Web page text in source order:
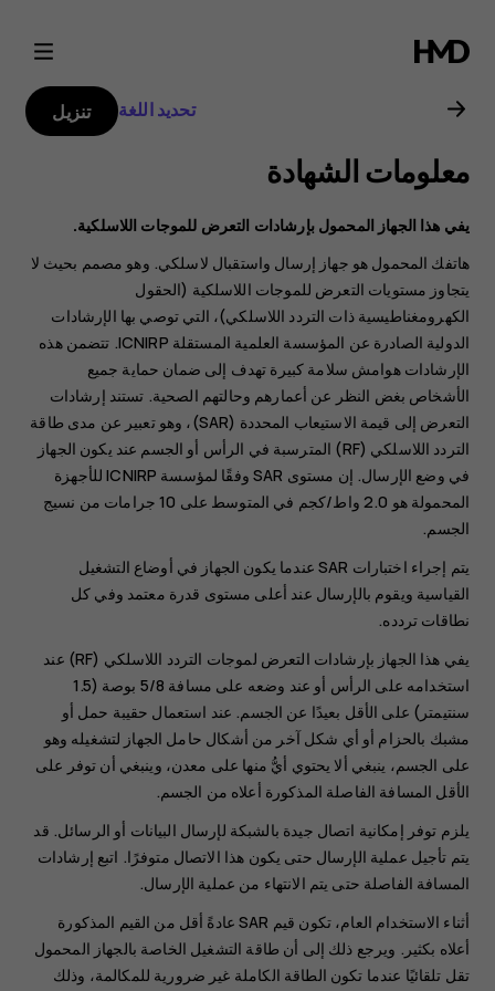
دليل
مستخدم
Nokia
G21
تحديد اللغة تنزيل
معلومات الشهادة
يفي هذا الجهاز المحمول بإرشادات التعرض للموجات اللاسلكية.
هاتفك المحمول هو جهاز إرسال واستقبال لاسلكي. وهو مصمم بحيث لا
يتجاوز مستويات التعرض للموجات اللاسلكية (الحقول
الكهرومغناطيسية ذات التردد اللاسلكي)، التي توصي بها الإرشادات
الدولية الصادرة عن المؤسسة العلمية المستقلة ICNIRP. تتضمن هذه
الإرشادات هوامش سلامة كبيرة تهدف إلى ضمان حماية جميع
الأشخاص بغض النظر عن أعمارهم وحالتهم الصحية. تستند إرشادات
التعرض إلى قيمة الاستيعاب المحددة (SAR)، وهو تعبير عن مدى طاقة
التردد اللاسلكي (RF) المترسبة في الرأس أو الجسم عند يكون الجهاز
في وضع الإرسال. إن مستوى SAR وفقًا لمؤسسة ICNIRP للأجهزة
المحمولة هو 2.0 واط/كجم في المتوسط على 10 جرامات من نسيج
الجسم.
يتم إجراء اختبارات SAR عندما يكون الجهاز في أوضاع التشغيل
القياسية ويقوم بالإرسال عند أعلى مستوى قدرة معتمد وفي كل
نطاقات تردده.
يفي هذا الجهاز بإرشادات التعرض لموجات التردد اللاسلكي (RF) عند
استخدامه على الرأس أو عند وضعه على مسافة 5/8 بوصة (1.5
سنتيمتر) على الأقل بعيدًا عن الجسم. عند استعمال حقيبة حمل أو
مشبك بالحزام أو أي شكل آخر من أشكال حامل الجهاز لتشغيله وهو
على الجسم، ينبغي ألا يحتوي أيُّ منها على معدن، وينبغي أن توفر على
الأقل المسافة الفاصلة المذكورة أعلاه من الجسم.
يلزم توفر إمكانية اتصال جيدة بالشبكة لإرسال البيانات أو الرسائل. قد
يتم تأجيل عملية الإرسال حتى يكون هذا الاتصال متوفرًا. اتبع إرشادات
المسافة الفاصلة حتى يتم الانتهاء من عملية الإرسال.
أثناء الاستخدام العام، تكون قيم SAR عادةً أقل من القيم المذكورة
أعلاه بكثير. ويرجع ذلك إلى أن طاقة التشغيل الخاصة بالجهاز المحمول
تقل تلقائيًا عندما تكون الطاقة الكاملة غير ضرورية للمكالمة، وذلك